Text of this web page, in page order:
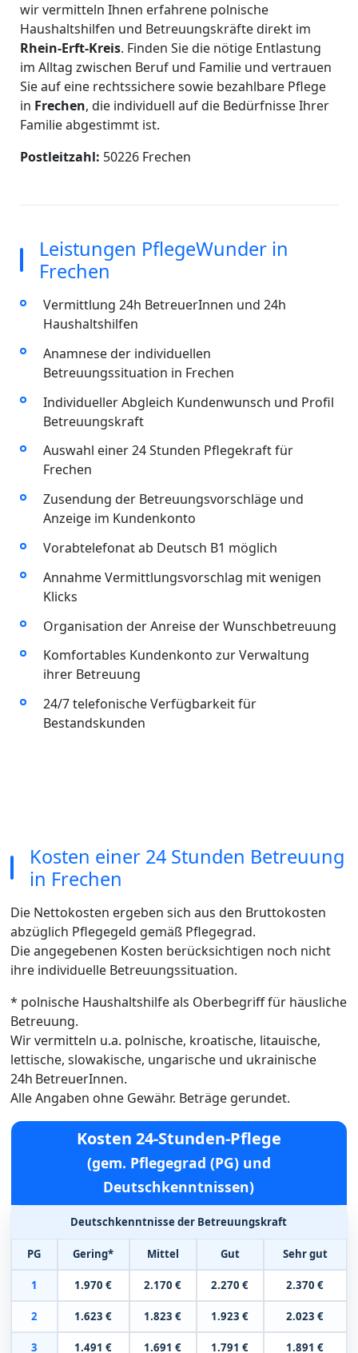
wir vermitteln Ihnen erfahrene polnische
Haushaltshilfen und Betreuungskräfte direkt im
Rhein-Erft-Kreis. Finden Sie die nötige Entlastung
im Alltag zwischen Beruf und Familie und vertrauen
Sie auf eine rechtssichere sowie bezahlbare Pflege
in Frechen, die individuell auf die Bedürfnisse Ihrer
Familie abgestimmt ist.
Postleitzahl: 50226 Frechen
Leistungen PflegeWunder in
Frechen
Vermittlung 24h BetreuerInnen und 24h
Haushaltshilfen
Anamnese der individuellen
Betreuungssituation in Frechen
Individueller Abgleich Kundenwunsch und Profil
Betreuungskraft
Auswahl einer 24 Stunden Pflegekraft für
Frechen
Zusendung der Betreuungsvorschläge und
Anzeige im Kundenkonto
Vorabtelefonat ab Deutsch B1 möglich
Annahme Vermittlungsvorschlag mit wenigen
Klicks
Organisation der Anreise der Wunschbetreuung
Komfortables Kundenkonto zur Verwaltung
ihrer Betreuung
24/7 telefonische Verfügbarkeit für
Bestandskunden
Kosten einer 24 Stunden Betreuung
in Frechen
Die Nettokosten ergeben sich aus den Bruttokosten
abzüglich Pflegegeld gemäß Pflegegrad.
Die angegebenen Kosten berücksichtigen noch nicht
ihre individuelle Betreuungssituation.
* polnische Haushaltshilfe als Oberbegriff für häusliche
Betreuung.
Wir vermitteln u.a. polnische, kroatische, litauische,
lettische, slowakische, ungarische und ukrainische
24h BetreuerInnen.
Alle Angaben ohne Gewähr. Beträge gerundet.
Kosten 24-Stunden-Pflege
(gem. Pflegegrad (PG) und
Deutschkenntnissen)
Deutschkenntnisse der Betreuungskraft
PG Gering* Mittel Gut Sehr gut
1 1.970 € 2.170 € 2.270 € 2.370 €
2 1.623 € 1.823 € 1.923 € 2.023 €
3 1.491 € 1.691 € 1.791 € 1.891 €